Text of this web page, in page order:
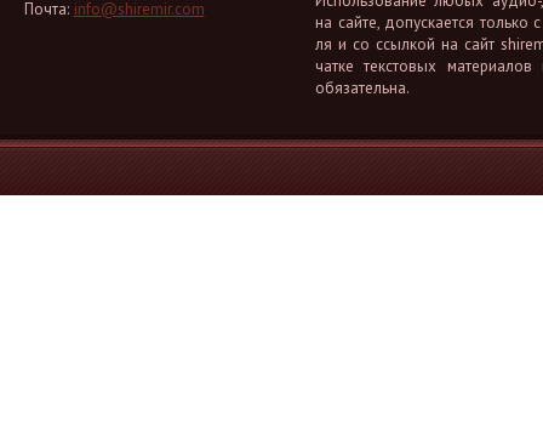
Почта: info@shiremir.com
на сайте, до­пус­ка­ет­ся
ля и со ссыл­кой на сайт
чат­ке тек­сто­вых
обя­за­тель­на.